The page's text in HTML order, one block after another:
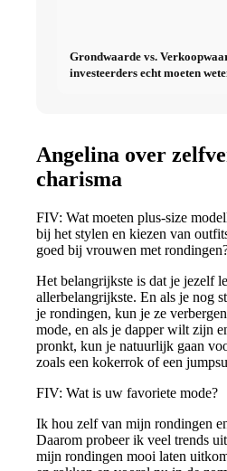
Grondwaarde vs.
investeerders echt moeten
Angelina over
charisma
FIV: Wat moeten plus-size
bij het stylen en kiezen van
goed bij vrouwen met
Het belangrijkste is dat je jezelf
allerbelangrijkste. En als je nog
je rondingen, kun je ze
mode, en als je dapper wilt zijn
pronkt, kun je natuurlijk gaan
zoals een kokerrok of een
FIV: Wat is uw favoriete mode?
Ik hou zelf van mijn rondingen
Daarom probeer ik veel trends
mijn rondingen mooi laten